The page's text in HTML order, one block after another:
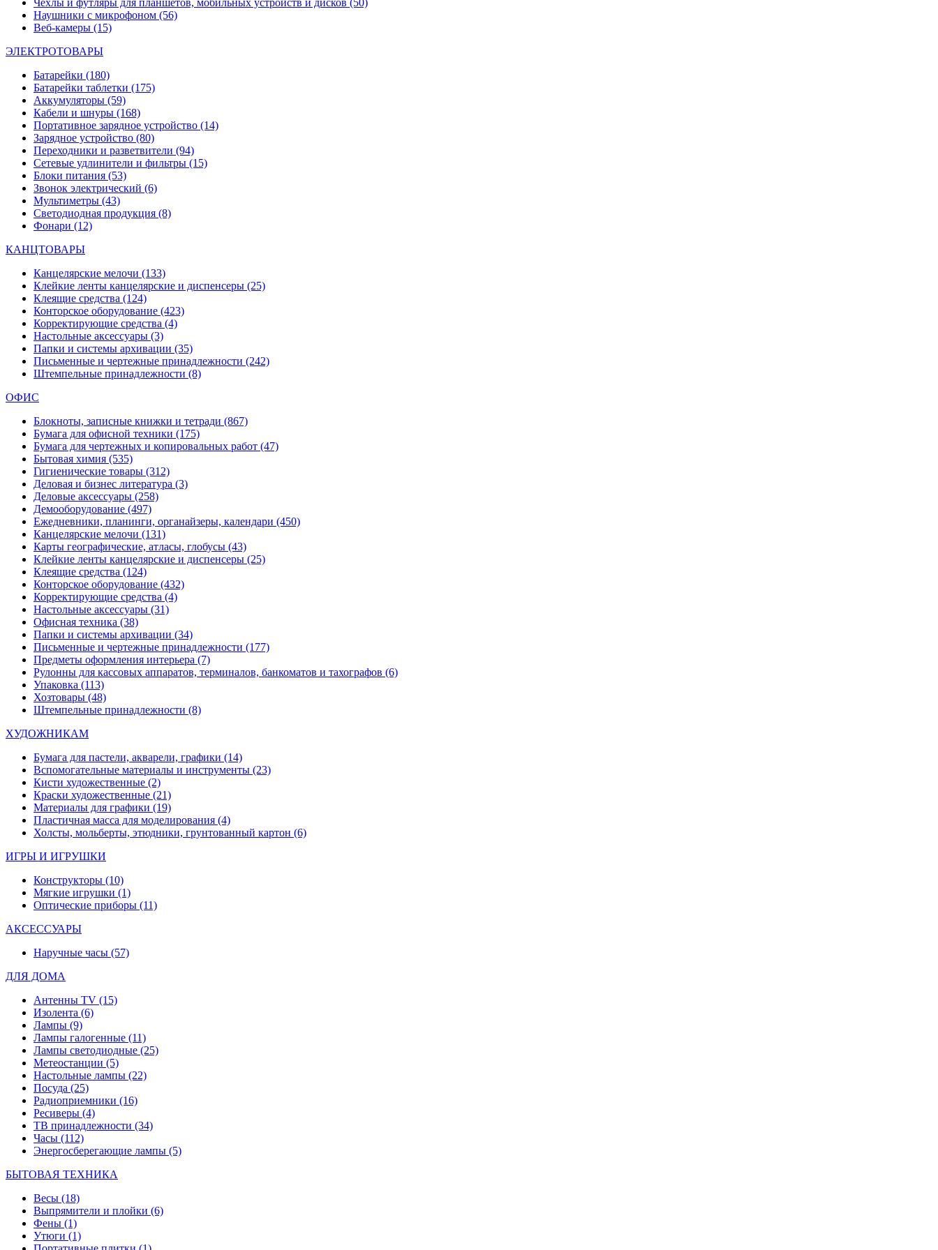
Чехлы и футляры для планшетов, мобильных устройств и дисков (50)
Наушники с микрофоном (56)
Веб-камеры (15)
ЭЛЕКТРОТОВАРЫ
Батарейки (180)
Батарейки таблетки (175)
Аккумуляторы (59)
Кабели и шнуры (168)
Портативное зарядное устройство (14)
Зарядное устройство (80)
Переходники и разветвители (94)
Сетевые удлинители и фильтры (15)
Блоки питания (53)
Звонок электрический (6)
Мультиметры (43)
Светодиодная продукция (8)
Фонари (12)
КАНЦТОВАРЫ
Канцелярские мелочи (133)
Клейкие ленты канцелярские и диспенсеры (25)
Клеящие средства (124)
Конторское оборудование (423)
Корректирующие средства (4)
Настольные аксессуары (3)
Папки и системы архивации (35)
Письменные и чертежные принадлежности (242)
Штемпельные принадлежности (8)
ОФИС
Блокноты, записные книжки и тетради (867)
Бумага для офисной техники (175)
Бумага для чертежных и копировальных работ (47)
Бытовая химия (535)
Гигиенические товары (312)
Деловая и бизнес литература (3)
Деловые аксессуары (258)
Демооборудование (497)
Ежедневники, планинги, органайзеры, календари (450)
Канцелярские мелочи (131)
Карты географические, атласы, глобусы (43)
Клейкие ленты канцелярские и диспенсеры (25)
Клеящие средства (124)
Конторское оборудование (432)
Корректирующие средства (4)
Настольные аксессуары (31)
Офисная техника (38)
Папки и системы архивации (34)
Письменные и чертежные принадлежности (177)
Предметы оформления интерьера (7)
Рулонны для кассовых аппаратов, терминалов, банкоматов и тахографов (6)
Упаковка (113)
Хозтовары (48)
Штемпельные принадлежности (8)
ХУДОЖНИКАМ
Бумага для пастели, акварели, графики (14)
Вспомогательные материалы и инструменты (23)
Кисти художественные (2)
Краски художественные (21)
Материалы для графики (19)
Пластичная масса для моделирования (4)
Холсты, мольберты, этюдники, грунтованный картон (6)
ИГРЫ И ИГРУШКИ
Конструкторы (10)
Мягкие игрушки (1)
Оптические приборы (11)
АКСЕССУАРЫ
Наручные часы (57)
ДЛЯ ДОМА
Антенны TV (15)
Изолента (6)
Лампы (9)
Лампы галогенные (11)
Лампы светодиодные (25)
Метеостанции (5)
Настольные лампы (22)
Посуда (25)
Радиоприемники (16)
Ресиверы (4)
ТВ принадлежности (34)
Часы (112)
Энергосберегающие лампы (5)
БЫТОВАЯ ТЕХНИКА
Весы (18)
Выпрямители и плойки (6)
Фены (1)
Утюги (1)